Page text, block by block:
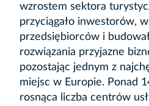
wzrostem sektora
przyciągało inwestorów,
przedsiębiorców i
rozwiązania przyjazne
pozostając jednym z
miejsc w Europie. Ponad
rosnąca liczba centrów